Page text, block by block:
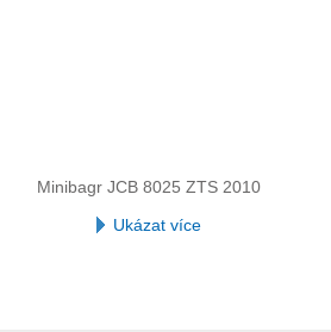
Minibagr JCB 8025 ZTS 2010
Ukázat více